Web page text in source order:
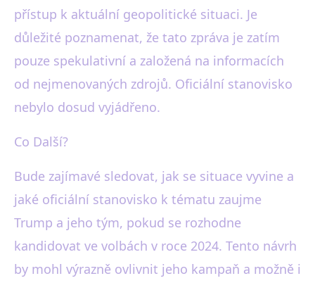
přístup k aktuální geopolitické situaci. Je
důležité poznamenat, že tato zpráva je zatím
pouze spekulativní a založená na informacích
od nejmenovaných zdrojů. Oficiální stanovisko
nebylo dosud vyjádřeno.
Co Další?
Bude zajímavé sledovat, jak se situace vyvine a
jaké oficiální stanovisko k tématu zaujme
Trump a jeho tým, pokud se rozhodne
kandidovat ve volbách v roce 2024. Tento návrh
by mohl výrazně ovlivnit jeho kampaň a možně i